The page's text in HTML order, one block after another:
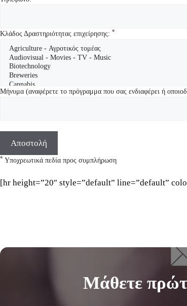
Κλάδος Δραστηριότητας επιχείρησης: *
Μήνυμα (αναφέρετε το πρόγραμμα που σας ενδιαφέρει ή
* Υποχρεωτικά πεδία προς συμπλήρωση
[hr height=”20″ style=”default” line=”default”
Μάθετε